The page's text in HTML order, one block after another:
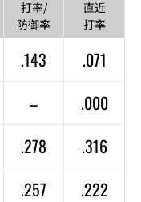
打率/
防御率
直近
打率
.143 .071
– .000
.278 .316
.257 .222